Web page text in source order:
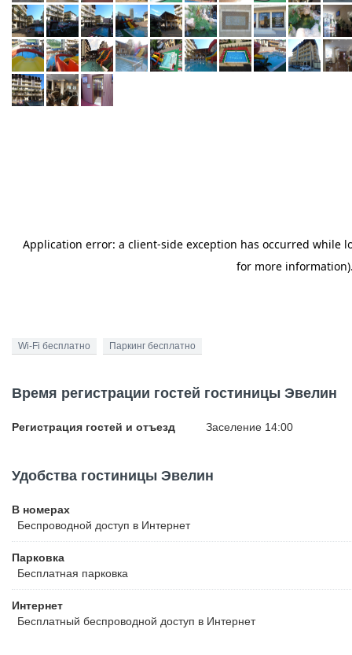
Wi-Fi бесплатно Паркинг бесплатно
Время регистрации гостей гостиницы Эвелин
Регистрация гостей и отъезд Заселение 14:00
Удобства гостиницы Эвелин
В номерах
Беспроводной доступ в Интернет
Парковка
Бесплатная парковка
Интернет
Бесплатный беспроводной доступ в Интернет